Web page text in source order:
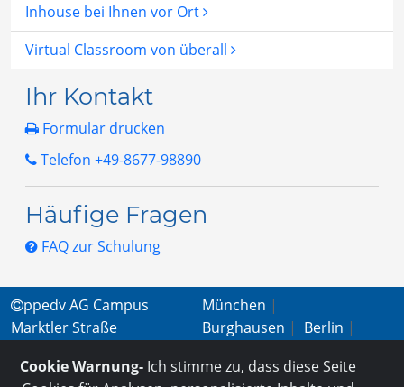
Inhouse bei Ihnen vor Ort
Virtual Classroom von überall
Ihr Kontakt
Formular drucken
Telefon +49-8677-98890
Häufige Fragen
FAQ zur Schulung
ppedv AG Campus
Marktler Straße
+49 (0) 8677 - 9889-
München |
Burghausen | Berlin |
Classroom
Cookie Warnung-Ich stimme zu, dass diese Seite